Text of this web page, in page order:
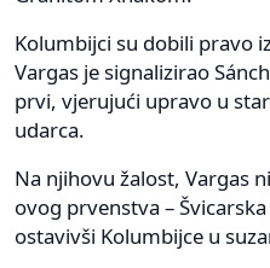
Kolumbijci su dobili pravo
Vargas je signalizirao
prvi, vjerujući upravo u
udarca.
Na njihovu žalost, Vargas
ovog prvenstva –
ostavivši Kolumbijce u